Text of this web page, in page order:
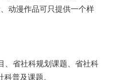
动漫作品可只提供一个样
、省社科规划课题、省社科
科普及课题。